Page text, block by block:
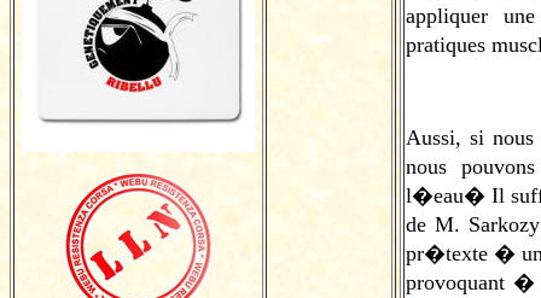
appliquer
pratiques
Aussi, si nous
nous
l�eau� Il
de M.
pr�texte � un
provoquant